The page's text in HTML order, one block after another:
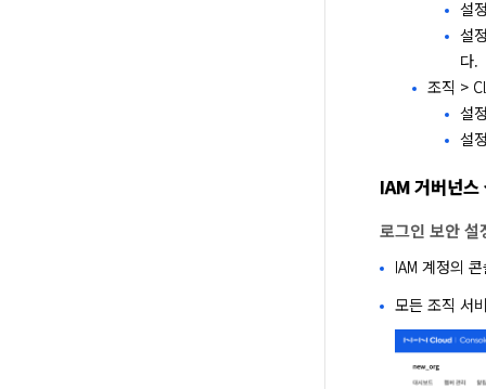
설
설
다.
조직 >
설
설
IAM 거버넌스
로그인 보안 설
IAM 계정의